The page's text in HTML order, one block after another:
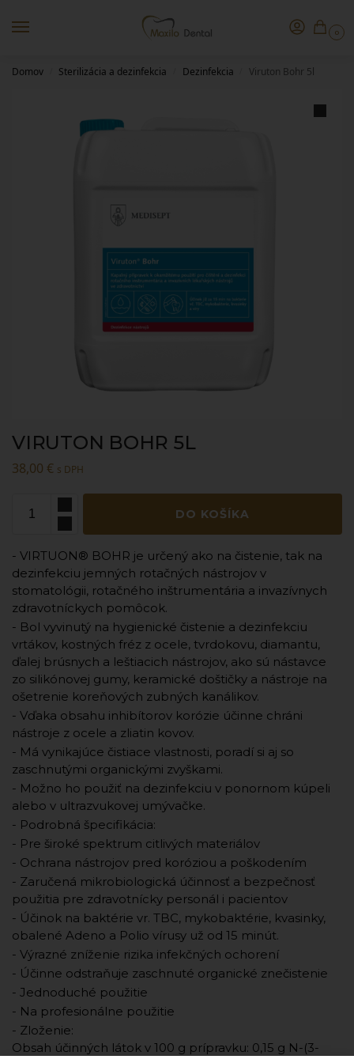
0
Domov Sterilizácia a dezinfekcia Dezinfekcia Viruton Bohr 5l
VIRUTON BOHR 5L
38,00 € s DPH
DO KOŠÍKA
- VIRTUON® BOHR je určený ako na čistenie, tak na
dezinfekciu jemných rotačných nástrojov v
stomatológii, rotačného inštrumentária a invazívnych
zdravotníckych pomôcok.
- Bol vyvinutý na hygienické čistenie a dezinfekciu
vrtákov, kostných fréz z ocele, tvrdokovu, diamantu,
ďalej brúsnych a leštiacich nástrojov, ako sú nástavce
zo silikónovej gumy, keramické doštičky a nástroje na
ošetrenie koreňových zubných kanálikov.
- Vďaka obsahu inhibítorov korózie účinne chráni
nástroje z ocele a zliatin kovov.
- Má vynikajúce čistiace vlastnosti, poradí si aj so
zaschnutými organickými zvyškami.
- Možno ho použiť na dezinfekciu v ponornom kúpeli
alebo v ultrazvukovej umývačke.
- Podrobná špecifikácia:
- Pre široké spektrum citlivých materiálov
- Ochrana nástrojov pred koróziou a poškodením
- Zaručená mikrobiologická účinnosť a bezpečnosť
použitia pre zdravotnícky personál i pacientov
- Účinok na baktérie vr. TBC, mykobaktérie, kvasinky,
obalené Adeno a Polio vírusy už od 15 minút.
- Výrazné zníženie rizika infekčných ochorení
- Účinne odstraňuje zaschnuté organické znečistenie
- Jednoduché použitie
- Na profesionálne použitie
- Zloženie:
Obsah účinných látok v 100 g prípravku: 0,15 g N-(3-